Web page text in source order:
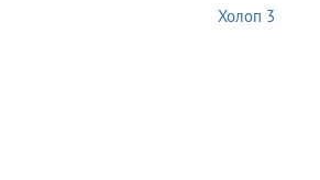
Холоп 3